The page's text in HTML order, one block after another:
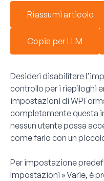
Riassumi articolo
Copia per LLM
Desideri disabilitare
controllo per i riepiloghi
impostazioni di
completamente questa
nessun utente possa
come farlo con un
Per impostazione
Impostazioni » Varie, è